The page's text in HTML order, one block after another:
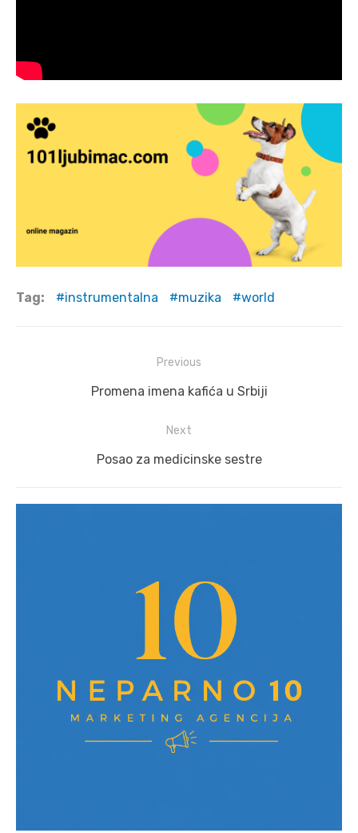
Tag: instrumentalna muzika world
navigation
Previous
Previous
Promena imena kafića u Srbiji
Next
Next
Posao za medicinske sestre